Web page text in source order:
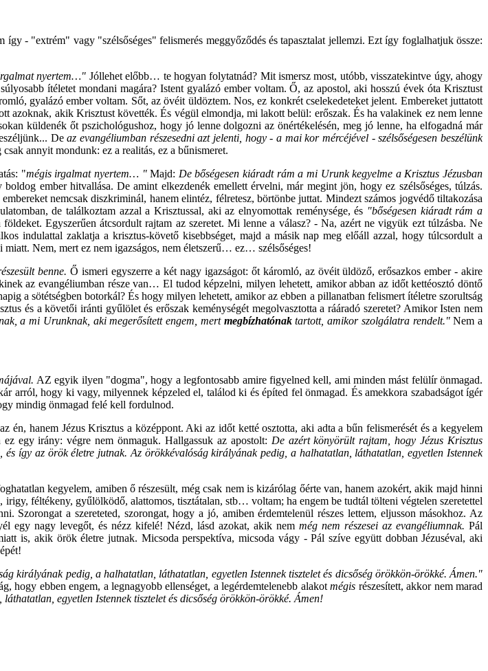
- "extrém" vagy "szélsőséges" felismerés meggyőződés és tapasztalat jellemzi. Ezt így foglalhatjuk össze:
nyertem…" Jóllehet előbb… te hogyan folytatnád? Mit ismersz most, utóbb, visszatekintve úgy, ahogy
ítéletet mondani magára? Istent gyalázó ember voltam. Ő, az apostol, aki hosszú évek óta Krisztust
gyalázó ember voltam. Sőt, az övéit üldöztem. Nos, ez konkrét cselekedeteket jelent. Embereket juttatott
azoknak, akik Krisztust követték. És végül elmondja, mi lakott belül: erőszak. És ha valakinek ez nem lenne
küldenék őt pszichológushoz, hogy jó lenne dolgozni az önértékelésén, meg jó lenne, ha elfogadná már
Deaz evangéliumban részesedni azt jelenti, hogy - a mai kor mércéjével - szélsőségesen beszélünk
annyit mondunk: ez a realitás, ez a bűnismeret.
"mégis irgalmat nyertem… "Majd: De bőségesen kiáradt rám a mi Urunk kegyelme a Krisztus Jézusban
ember hitvallása. De amint elkezdenék emellett érvelni, már megint jön, hogy ez szélsőséges, túlzás.
nemcsak diszkriminál, hanem elintéz, félretesz, börtönbe juttat. Mindezt számos jogvédő tiltakozása
de találkoztam azzal a Krisztussal, aki az elnyomottak reménysége, és "bőségesen kiáradt rám a
Egyszerűen átcsordult rajtam az szeretet. Mi lenne a válasz? - Na, azért ne vigyük ezt túlzásba. Ne
indulattal zaklatja a krisztus-követő kisebbséget, majd a másik nap meg előáll azzal, hogy túlcsordult a
Nem, mert ez nem igazságos, nem életszerű… ez… szélsőséges!
benne. Ő ismeri egyszerre a két nagy igazságot: őt káromló, az övéit üldöző, erősazkos ember - akire
az evangéliumban része van… El tudod képzelni, milyen lehetett, amikor abban az időt kettéosztó döntő
a sötétségben botorkál? És hogy milyen lehetett, amikor az ebben a pillanatban felismert ítéletre szorultság
és a követői iránti gyűlölet és erőszak keménységét megolvasztotta a rááradó szeretet? Amikor Isten nem
a mi Urunknak, aki megerősített engem, mert megbízhatónaktartott, amikor szolgálatra rendelt."Nem a
AZ egyik ilyen "dogma", hogy a legfontosabb amire figyelned kell, ami minden mást felülír önmagad.
arról, hogy ki vagy, milyennek képzeled el, találod ki és építed fel önmagad. És amekkora szabadságot ígér
mindig önmagad felé kell fordulnod.
hanem Jézus Krisztus a középpont. Aki az időt ketté osztotta, aki adta a bűn felismerését és a kegyelem
egy irány: végre nem önmaguk. Hallgassuk az apostolt: De azért könyörült rajtam, hogy Jézus Krisztus
, és így az örök életre jutnak. Az örökkévalóság királyának pedig, a halhatatlan, láthatatlan, egyetlen Istennek
kegyelem, amiben ő részesült, még csak nem is kizárólag őérte van, hanem azokért, akik majd hinni
féltékeny, gyűlölködő, alattomos, tisztátalan, stb… voltam; ha engem be tudtál tölteni végtelen szeretettel
Szorongat a szereteted, szorongat, hogy a jó, amiben érdemtelenül részes lettem, eljusson másokhoz. Az
egy nagy levegőt, és nézz kifelé! Nézd, lásd azokat, akik nem még nem részesei az evangéliumnak. Pál
is, akik örök életre jutnak. Micsoda perspektíva, micsoda vágy - Pál szíve együtt dobban Jézuséval, aki
királyának pedig, a halhatatlan, láthatatlan, egyetlen Istennek tisztelet és dicsőség örökkön-örökké. Ámen."
hogy ebben engem, a legnagyobb ellenséget, a legérdemtelenebb alakotmégis részesített, akkor nem marad
egyetlen Istennek tisztelet és dicsőség örökkön-örökké. Ámen!